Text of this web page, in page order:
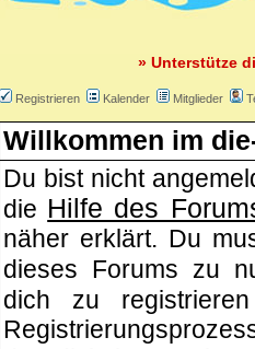
» Unterstütze
Registrieren Kalender Mitglieder
Willkommen im
Du bist nicht
die Hilfe des
näher erklärt. Du
dieses Forums zu
dich zu